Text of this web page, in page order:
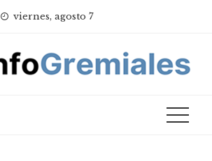
viernes, agosto 7